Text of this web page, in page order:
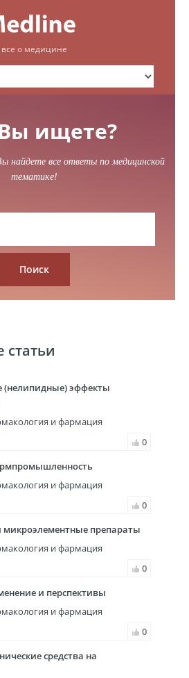
все о медицине
ищете?
найдете все ответы по медицинской
тематике!
статьи
(нелипидные) эффекты
и фармация
0
и фармация
0
препараты
и фармация
0
и перспективы
и фармация
0
средства на